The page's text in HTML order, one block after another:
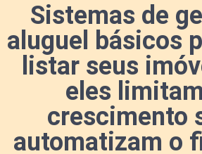
Sistemas de
aluguel básicos
listar seus
eles
crescimento
automatizam o